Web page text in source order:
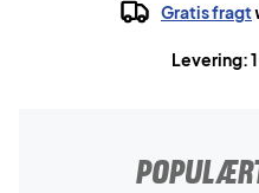
Gratis fragt
Levering: